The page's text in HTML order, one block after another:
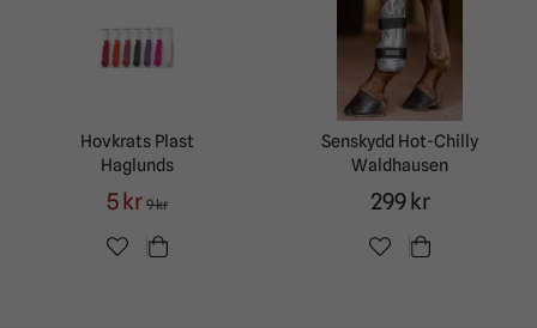
Hovkrats Plast
Haglunds
5 kr 9 kr
Senskydd Hot-Chilly
Waldhausen
299 kr